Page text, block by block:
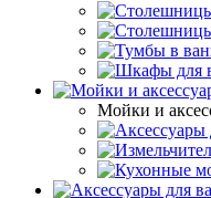
Мойки и